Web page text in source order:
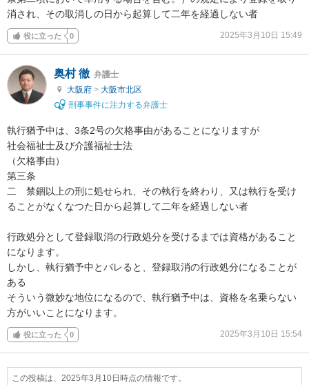
消され、その取消しの日から起算して二年を経過しない者
役に立った 0 2025年3月10日 15:49
奥村 徹 弁護士
大阪府 > 大阪市北区
刑事事件に注力する弁護士
執行猶予中は、3条2号の欠格事由があることになりますが
社会福祉士及び介護福祉士法
（欠格事由）
第三条
二　禁錮以上の刑に処せられ、その執行を終わり、又は執行を受け
ることがなくなつた日から起算して二年を経過しない者
行政処分として登録取消の行政処分を受けるまでは資格があること
になります。
しかし、執行猶予中とバレると、登録取消の行政処分になることが
ある
そういう微妙な地位になるので、執行猶予中は、資格を名乗らない
方がいいことになります。
役に立った 0 2025年3月10日 15:54
この投稿は、2025年3月10日時点の情報です。